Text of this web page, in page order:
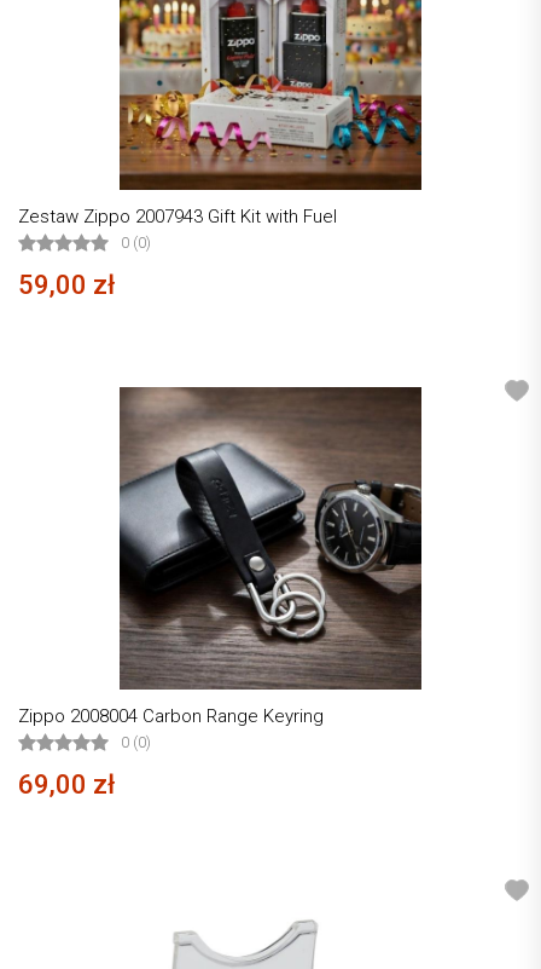
Zestaw Zippo 2007943 Gift Kit with Fuel
0 (0)
59,00 zł
Zippo 2008004 Carbon Range Keyring
0 (0)
69,00 zł